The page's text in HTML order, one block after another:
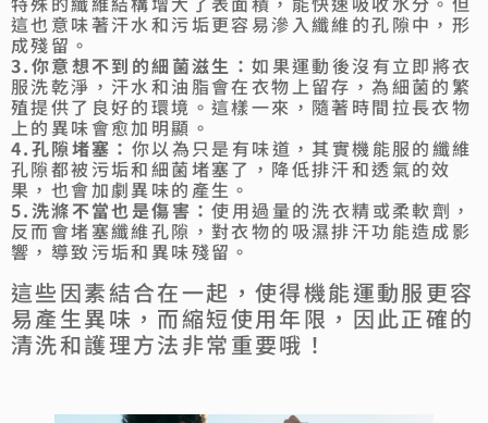
這也意味著汗水和污垢更容易滲入纖維的孔隙中，形
成殘留。
3.你意想不到的細菌滋生：如果運動後沒有立即將衣
服洗乾淨，汗水和油脂會在衣物上留存，為細菌的繁
殖提供了良好的環境。這樣一來，隨著時間拉長衣物
上的異味會愈加明顯。
4.孔隙堵塞： 你以為只是有味道，其實機能服的纖維
孔隙都被污垢和細菌堵塞了，降低排汗和透氣的效
果，也會加劇異味的產生。
5.洗滌不當也是傷害：使用過量的洗衣精或柔軟劑，
反而會堵塞纖維孔隙，對衣物的吸濕排汗功能造成影
響，導致污垢和異味殘留。
這些因素結合在一起，使得機能運動服更容
易產生異味，而縮短使用年限，因此正確的
清洗和護理方法非常重要哦！